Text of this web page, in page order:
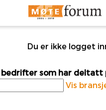
Du er ikke logget
bedrifter som har deltatt
Vis